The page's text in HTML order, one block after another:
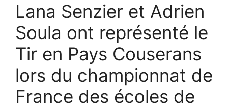
Lana Senzier et Adrien
Soula ont représenté le
Tir en Pays Couserans
lors du championnat de
France des écoles de